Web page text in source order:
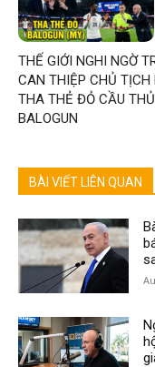
THẾ GIỚI NGHI NGỜ
CAN THIỆP CHỦ TỊCH
THA THẺ ĐỎ CẦU
BALOGUN
BÀI VIẾT LIÊN QUAN